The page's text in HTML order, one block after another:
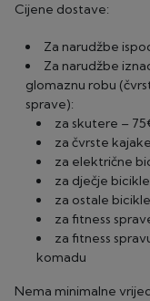
Cijene dostave:
Za narudžbe
Za narudžbe
glomaznu robu
sprave):
za skutere –
za čvrste
za električne
za dječje
za ostale
za fitness
za fitness
komadu
Nema minimalne